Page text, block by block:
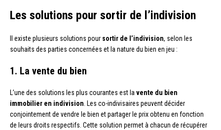
Les solutions pour sortir de l’indivision
Il existe plusieurs solutions pour sortir de l’indivision, selon les
souhaits des parties concernées et la nature du bien en jeu :
1. La vente du bien
L’une des solutions les plus courantes est la vente du bien
immobilier en indivision . Les co-indivisaires peuvent décider
conjointement de vendre le bien et partager le prix obtenu en fonction
de leurs droits respectifs. Cette solution permet à chacun de récupérer